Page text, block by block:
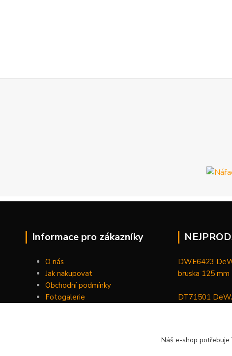
Informace pro zákazníky
O nás
Jak nakupovat
Obchodní podmínky
Fotogalerie
DWE6423
bruska 125 mm
DT71501
maznice 18 V
Náš e-shop potřebuje